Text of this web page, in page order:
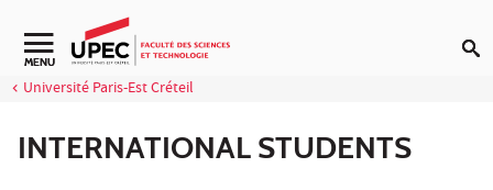
Aller au contenu
Navigation secondaire
MENU
Université Paris-Est Créteil
INTERNATIONAL STUDENTS